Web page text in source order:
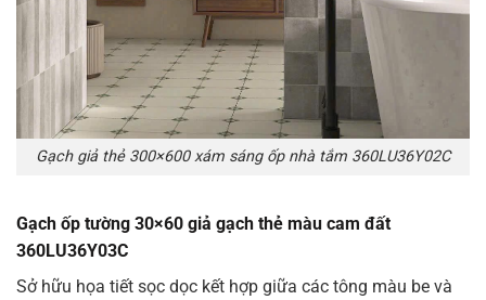
Gạch giả thẻ 300×600 xám sáng ốp nhà tắm 360LU36Y02C
Gạch ốp tường 30×60 giả gạch thẻ màu cam đất
360LU36Y03C
Sở hữu họa tiết sọc dọc kết hợp giữa các tông màu be và